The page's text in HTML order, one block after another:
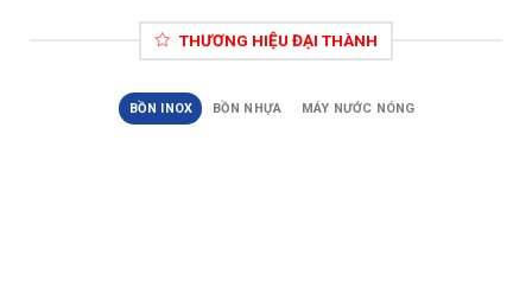
THƯƠNG HIỆU ĐẠI THÀNH
BỒN INOX BỒN NHỰA MÁY NƯỚC NÓNG